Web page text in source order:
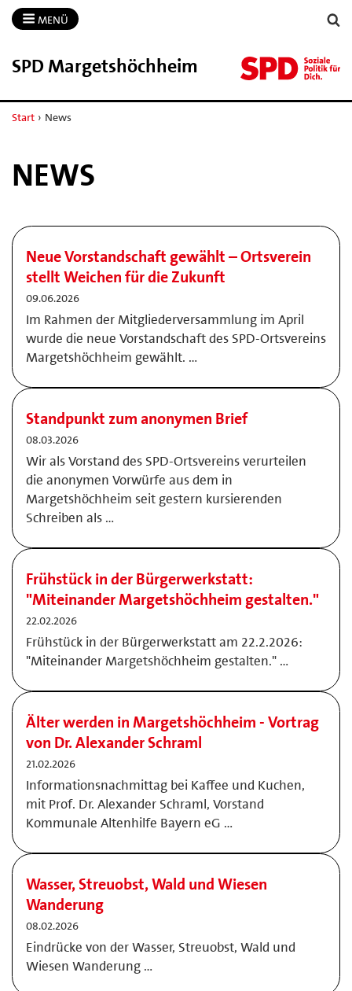
MENÜ
SPD Margetshöchheim
Start › News
NEWS
Neue Vorstandschaft gewählt – Ortsverein
stellt Weichen für die Zukunft
09.06.2026
Im Rahmen der Mitgliederversammlung im April
wurde die neue Vorstandschaft des SPD-Ortsvereins
Margetshöchheim gewählt. …
Standpunkt zum anonymen Brief
08.03.2026
Wir als Vorstand des SPD-Ortsvereins verurteilen
die anonymen Vorwürfe aus dem in
Margetshöchheim seit gestern kursierenden
Schreiben als …
Frühstück in der Bürgerwerkstatt:
"Miteinander Margetshöchheim gestalten."
22.02.2026
Frühstück in der Bürgerwerkstatt am 22.2.2026:
"Miteinander Margetshöchheim gestalten." …
Älter werden in Margetshöchheim - Vortrag
von Dr. Alexander Schraml
21.02.2026
Informationsnachmittag bei Kaffee und Kuchen,
mit Prof. Dr. Alexander Schraml, Vorstand
Kommunale Altenhilfe Bayern eG …
Wasser, Streuobst, Wald und Wiesen
Wanderung
08.02.2026
Eindrücke von der Wasser, Streuobst, Wald und
Wiesen Wanderung …